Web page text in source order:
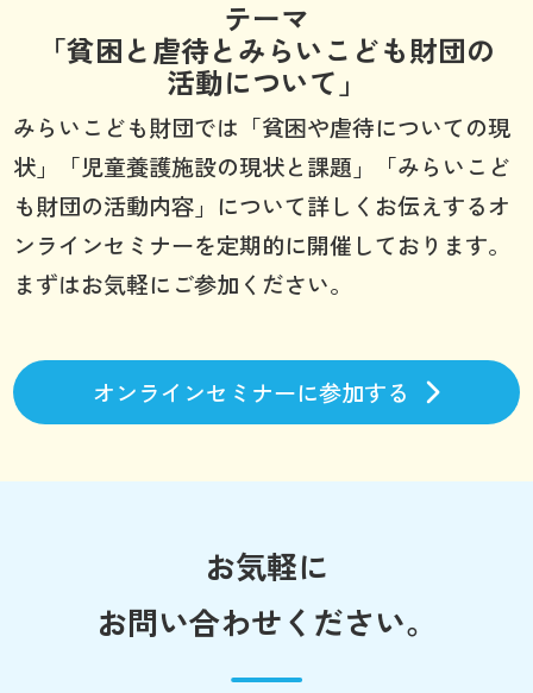
テーマ
「貧困と虐待とみらいこども財団の
活動について」
みらいこども財団では「貧困や虐待についての現
状」「児童養護施設の現状と課題」「みらいこど
も財団の活動内容」について詳しくお伝えするオ
ンラインセミナーを定期的に開催しております。
まずはお気軽にご参加ください。
オンラインセミナーに参加する
お気軽に
お問い合わせください。